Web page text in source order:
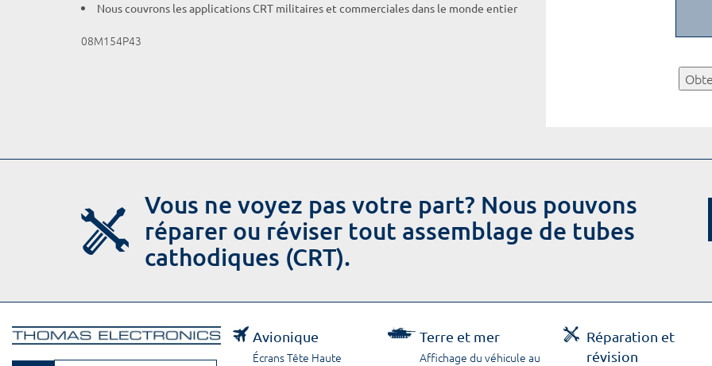
Nous couvrons les applications CRT militaires et commerciales dans le monde entier
08M154P43
Vous ne voyez pas votre part? Nous pouvons
réparer ou réviser tout assemblage de tubes
cathodiques (CRT).
Avionique
Écrans Tête Haute
Terre et mer
Affichage du véhicule au
Réparation et
révision